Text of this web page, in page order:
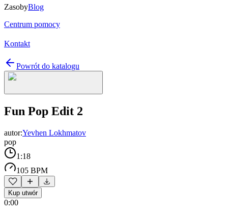
ZasobyBlog
Centrum pomocy
Kontakt
Powrót do katalogu
Fun Pop Edit 2
autor:Yevhen Lokhmatov
pop
1:18
105 BPM
Kup utwór
0:00